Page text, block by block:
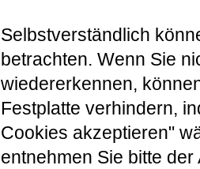
Selbstverständlich
betrachten. Wenn Sie
wiedererkennen,
Festplatte verhindern,
Cookies akzeptieren"
entnehmen Sie bitte